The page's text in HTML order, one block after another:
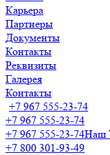
Карьера
Партнеры
Документы
Контакты
Реквизиты
Галерея
Контакты
+7 967 555-23-74
+7 967 555-23-74
+7 967 555-23-74Наш
+7 800 301-93-49